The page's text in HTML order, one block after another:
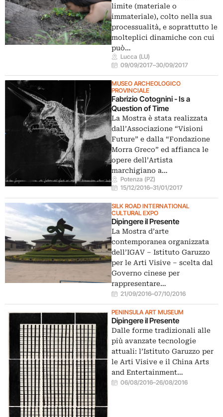
limite (materiale o
immateriale), colto nella sua
processualità, e soprattutto le
molteplici dinamiche con cui
può…
Lucca (LU)
09/09/2017–30/09/2017
MUSEO ARCHEOLOGICO
PROVINCIALE
Fabrizio Cotognini - Is a
Question of Time
La Mostra è stata realizzata
dall’Associazione “Visioni
Future” e dalla “Fondazione
Morra Greco” ed affianca le
opere dell’Artista
marchigiano a…
Potenza (PZ)
15/12/2016–31/01/2017
SILK ROAD INTERNATIONAL
CULTURAL EXPO
Dipingere il Presente
La Mostra d’arte
contemporanea organizzata
dell’IGAV – Istituto Garuzzo
per le Arti Visive – scelta dal
Governo cinese per
rappresentare…
21/09/2016–07/10/2016
PENINSULA ART MUSEUM
Dipingere il Presente
Dalle forme tradizionali alle
più avanzate tecnologie
attuali: l’Istituto Garuzzo per
le Arti Visive e il China Arts
and Entertainment…
06/08/2016–26/08/2016